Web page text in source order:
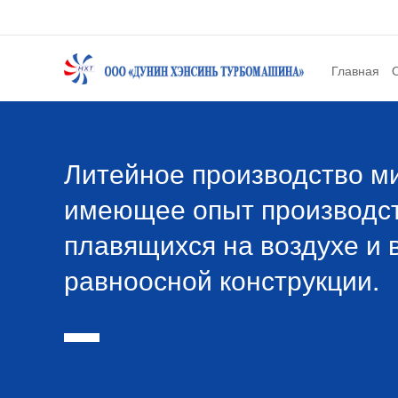
Главная
Литейное производство
имеющее опыт
плавящихся на воздухе
равноосной конструкции.